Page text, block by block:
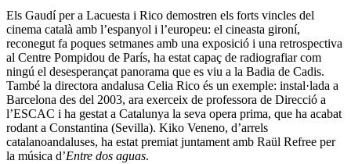
Els Gaudí per a Lacuesta i Rico demostren els forts vincles del
cinema català amb l’espanyol i l’europeu: el cineasta gironí,
reconegut fa poques setmanes amb una exposició i una retrospectiva
al Centre Pompidou de París, ha estat capaç de radiografiar com
ningú el desesperançat panorama que es viu a la Badia de Cadis.
També la directora andalusa Celia Rico és un exemple: instal·lada a
Barcelona des del 2003, ara exerceix de professora de Direcció a
l’ESCAC i ha gestat a Catalunya la seva opera prima, que ha acabat
rodant a Constantina (Sevilla). Kiko Veneno, d’arrels
catalanoandaluses, ha estat premiat juntament amb Raül Refree per
la música d’Entre dos aguas.